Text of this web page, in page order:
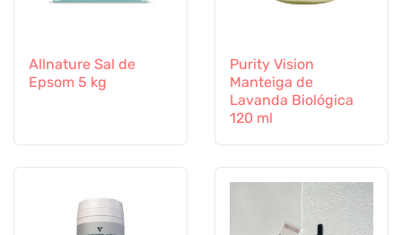
Allnature Sal de
Epsom 5 kg
Purity Vision
Manteiga de
Lavanda Biológica
120 ml